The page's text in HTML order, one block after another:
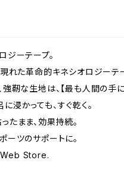
ジーテープ。
れた革命的キネシオロジーテ
強靭な生地は、【最も人間の手
浸かっても、すぐ乾く。
たまま、効果持続。
ーツのサポートに。
Store.